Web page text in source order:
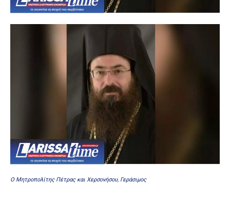
Ο Μητροπολίτης Πέτρας και Χερσονήσου, Γεράσιμος